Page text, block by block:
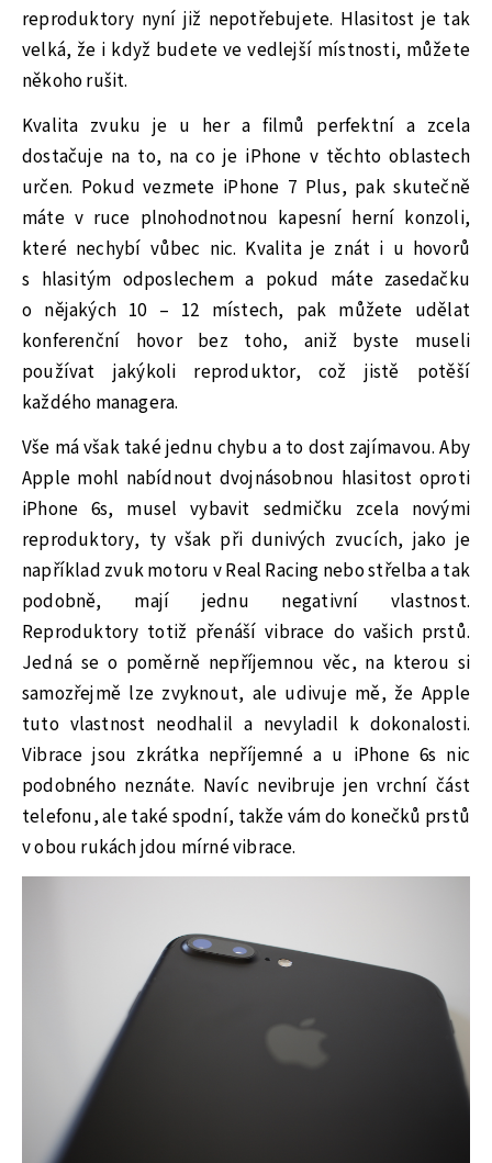
reproduktory nyní již nepotřebujete. Hlasitost je tak
velká, že i když budete ve vedlejší místnosti, můžete
někoho rušit.
Kvalita zvuku je u her a filmů perfektní a zcela
dostačuje na to, na co je iPhone v těchto oblastech
určen. Pokud vezmete iPhone 7 Plus, pak skutečně
máte v ruce plnohodnotnou kapesní herní konzoli,
které nechybí vůbec nic. Kvalita je znát i u hovorů
s hlasitým odposlechem a pokud máte zasedačku
o nějakých 10 – 12 místech, pak můžete udělat
konferenční hovor bez toho, aniž byste museli
používat jakýkoli reproduktor, což jistě potěší
každého managera.
Vše má však také jednu chybu a to dost zajímavou. Aby
Apple mohl nabídnout dvojnásobnou hlasitost oproti
iPhone 6s, musel vybavit sedmičku zcela novými
reproduktory, ty však při dunivých zvucích, jako je
například zvuk motoru v Real Racing nebo střelba a tak
podobně, mají jednu negativní vlastnost.
Reproduktory totiž přenáší vibrace do vašich prstů.
Jedná se o poměrně nepříjemnou věc, na kterou si
samozřejmě lze zvyknout, ale udivuje mě, že Apple
tuto vlastnost neodhalil a nevyladil k dokonalosti.
Vibrace jsou zkrátka nepříjemné a u iPhone 6s nic
podobného neznáte. Navíc nevibruje jen vrchní část
telefonu, ale také spodní, takže vám do konečků prstů
v obou rukách jdou mírné vibrace.